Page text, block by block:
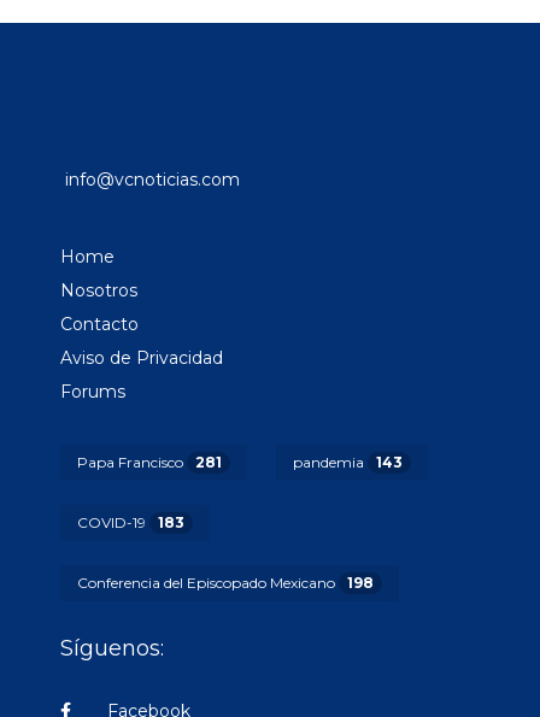
info@vcnoticias.com
Home
Nosotros
Contacto
Aviso de Privacidad
Forums
Papa Francisco 281 pandemia 143
COVID-19 183
Conferencia del Episcopado Mexicano 198
Síguenos:
Facebook